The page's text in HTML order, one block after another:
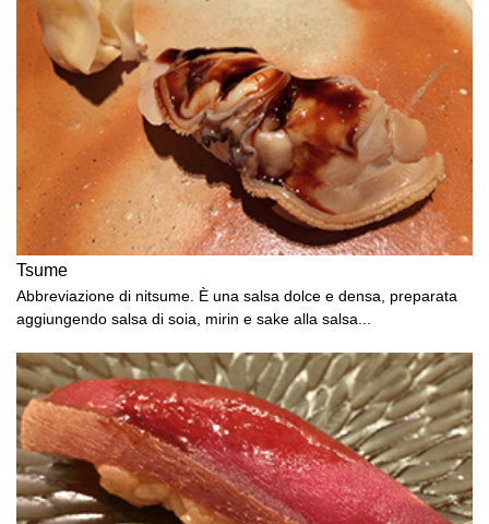
Tsume
Abbreviazione di nitsume. È una salsa dolce e densa, preparata
aggiungendo salsa di soia, mirin e sake alla salsa...